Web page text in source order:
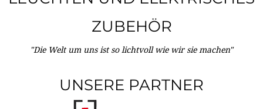
ZUBEHÖR
"Die Welt um uns ist so lichtvoll wie wir sie machen"
UNSERE PARTNER